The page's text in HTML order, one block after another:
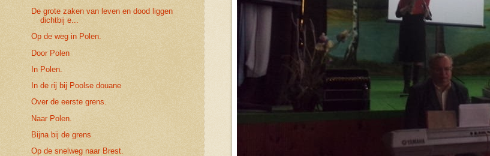
De grote zaken van leven en dood liggen
dichtbij e...
Op de weg in Polen.
Door Polen
In Polen.
In de rij bij Poolse douane
Over de eerste grens.
Naar Polen.
Bijna bij de grens
Op de snelweg naar Brest.